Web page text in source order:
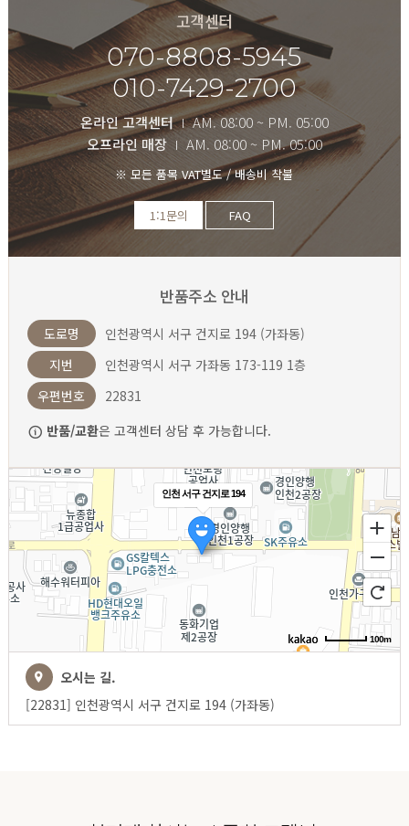
고객센터
070-8808-5945
010-7429-2700
온라인 고객센터
AM. 08:00 ~ PM. 05:00
오프라인 매장
AM. 08:00 ~ PM. 05:00
※ 모든 품목 VAT별도 / 배송비 착불
1:1문의 FAQ
반품주소 안내
도로명
인천광역시 서구 건지로 194 (가좌동)
지번
인천광역시 서구 가좌동 173-119 1층
우편번호
22831
반품/교환은 고객센터 상담 후 가능합니다.
인천 서구 건지로 194
100m
오시는 길.
[22831] 인천광역시 서구 건지로 194 (가좌동)